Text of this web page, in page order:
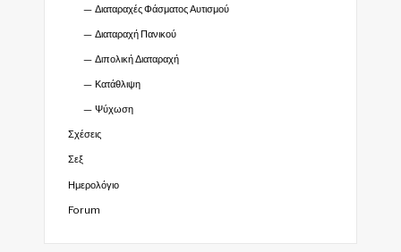
Διαταραχές Φάσματος Αυτισμού
Διαταραχή Πανικού
Διπολική Διαταραχή
Κατάθλιψη
Ψύχωση
Σχέσεις
Σεξ
Ημερολόγιο
Forum